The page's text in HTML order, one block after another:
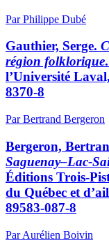
Par Philippe Dubé
Gauthier, Serge.
région folklorique
l’Université
8370-8
Par Bertrand Bergeron
Bergeron,
Saguenay–Lac-
Éditions Trois-
du Québec et
89583-087-8
Par Aurélien Boivin